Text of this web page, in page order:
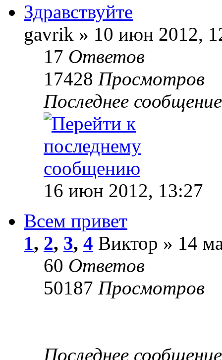
Здравствуйте
gavrik » 10 июн 2012,
17 Ответов
17428 Просмотров
Последнее
16 июн 2012, 13:27
Всем привет
1, 2, 3, 4 Виктор » 14
60 Ответов
50187 Просмотров
Последнее